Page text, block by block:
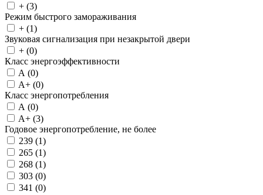
+ (3)
Режим быстрого замораживания
+ (1)
Звуковая сигнализация при незакрытой двери
+ (0)
Класс энергоэффективности
A (0)
A+ (0)
Класс энергопотребления
A (0)
A+ (3)
Годовое энергопотребление, не более
239 (1)
265 (1)
268 (1)
303 (0)
341 (0)